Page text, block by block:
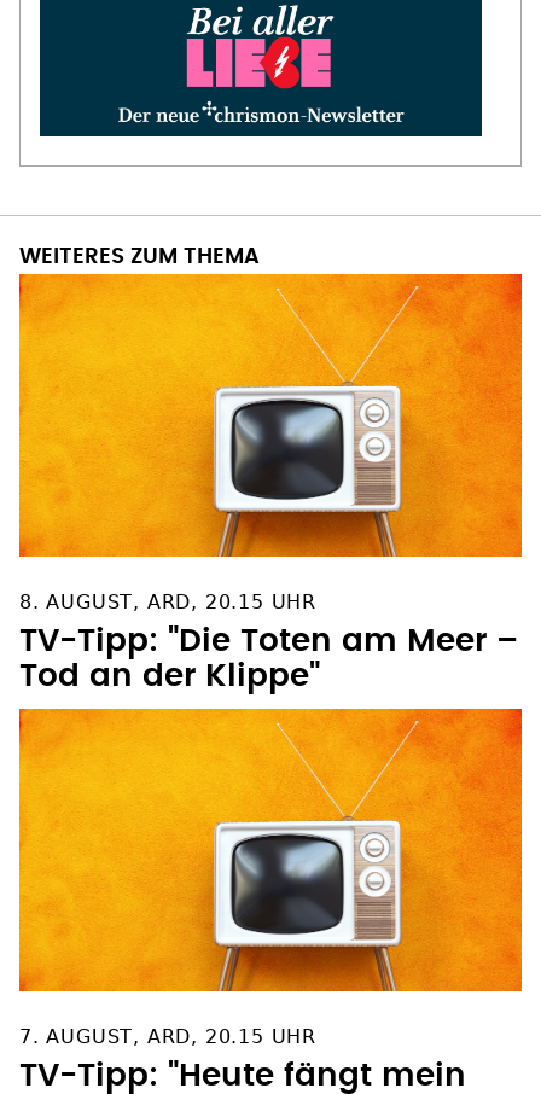
WEITERES ZUM THEMA
8. AUGUST, ARD, 20.15 UHR
TV-Tipp: "Die Toten am Meer –
Tod an der Klippe"
7. AUGUST, ARD, 20.15 UHR
TV-Tipp: "Heute fängt mein